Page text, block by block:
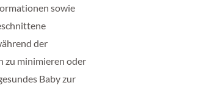
sowie
der
zu minimieren oder
Baby zur